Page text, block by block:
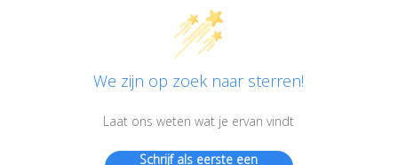
We zijn op zoek naar sterren!
Laat ons weten wat je ervan vindt
Schrijf als eerste een